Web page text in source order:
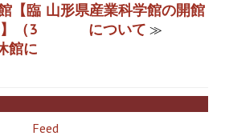
【臨
（3
館に
山形県産業科学館の開館
について ≫
Feed